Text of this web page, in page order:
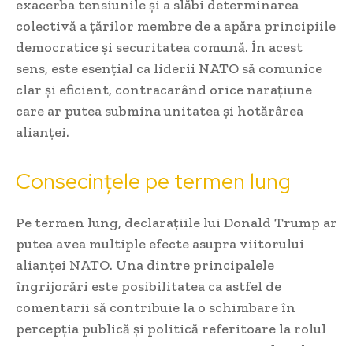
exacerba tensiunile și a slăbi determinarea
colectivă a țărilor membre de a apăra principiile
democratice și securitatea comună. În acest
sens, este esențial ca liderii NATO să comunice
clar și eficient, contracarând orice narațiune
care ar putea submina unitatea și hotărârea
alianței.
Consecințele pe termen lung
Pe termen lung, declarațiile lui Donald Trump ar
putea avea multiple efecte asupra viitorului
alianței NATO. Una dintre principalele
îngrijorări este posibilitatea ca astfel de
comentarii să contribuie la o schimbare în
percepția publică și politică referitoare la rolul